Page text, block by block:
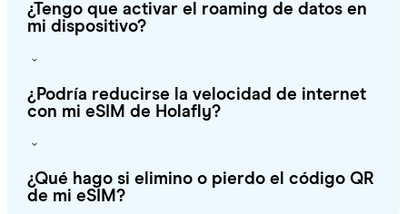
¿Tengo que activar el roaming de datos en
mi dispositivo?
¿Podría reducirse la velocidad de internet
con mi eSIM de Holafly?
¿Qué hago si elimino o pierdo el código QR
de mi eSIM?